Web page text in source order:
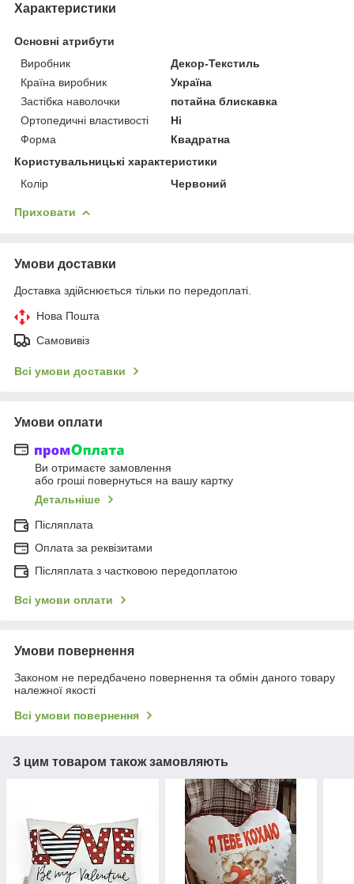
Характеристики
Основні атрибути
Виробник
Декор-Текстиль
Країна виробник
Україна
Застібка наволочки
потайна блискавка
Ортопедичні властивості
Ні
Форма
Квадратна
Користувальницькі характеристики
Колір
Червоний
Приховати
Умови доставки
Доставка здійснюється тільки по передоплаті.
Нова Пошта
Самовивіз
Всі умови доставки
Умови оплати
Ви отримаєте замовлення
або гроші повернуться на вашу картку
Детальніше
Післяплата
Оплата за реквізитами
Післяплата з частковою передоплатою
Всі умови оплати
Умови повернення
Законом не передбачено повернення та обмін даного товару
належної якості
Всі умови повернення
З цим товаром також замовляють